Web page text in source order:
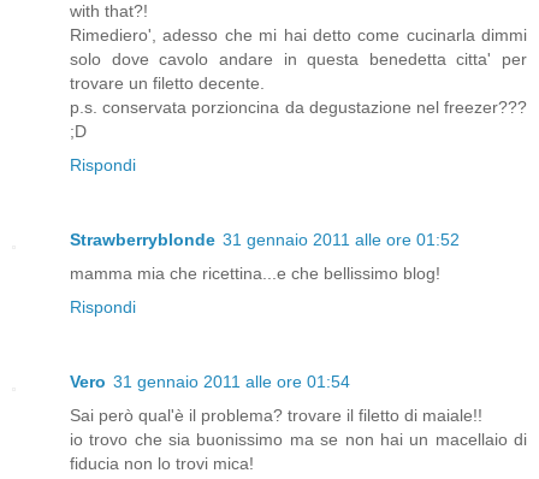
with that?!
Rimediero', adesso che mi hai detto come cucinarla dimmi
solo dove cavolo andare in questa benedetta citta' per
trovare un filetto decente.
p.s. conservata porzioncina da degustazione nel freezer???
;D
Rispondi
Strawberryblonde 31 gennaio 2011 alle ore 01:52
mamma mia che ricettina...e che bellissimo blog!
Rispondi
Vero 31 gennaio 2011 alle ore 01:54
Sai però qual'è il problema? trovare il filetto di maiale!!
io trovo che sia buonissimo ma se non hai un macellaio di
fiducia non lo trovi mica!